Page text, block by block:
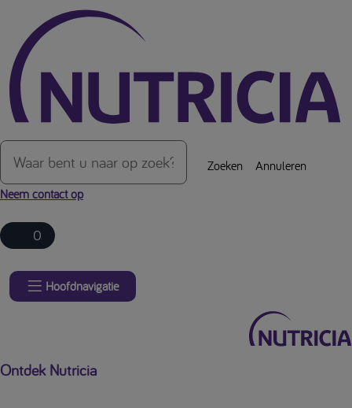
Over de inhoud van de pagina
Zoeken
Annuleren
Neem contact op
0
Hoofdnavigatie
Ontdek Nutricia